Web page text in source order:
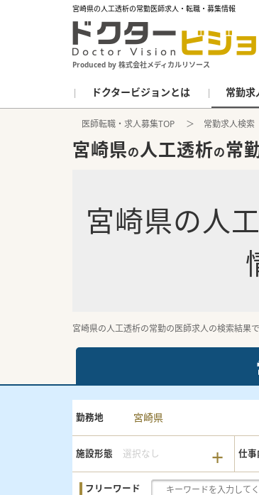
宮崎県の人工透析の常勤医師求人・転職・募集情報
Produced by 株式会社メディカルリソース
ドクタービジョンとは 常勤求
医師転職・求人募集TOP 常勤求人検索
宮崎県の人工透析の常
宮崎県の人
宮崎県の人工透析の常勤の医師求人の検索結果
勤務地 宮崎県
施設形態 選択なし 仕事
フリーワード